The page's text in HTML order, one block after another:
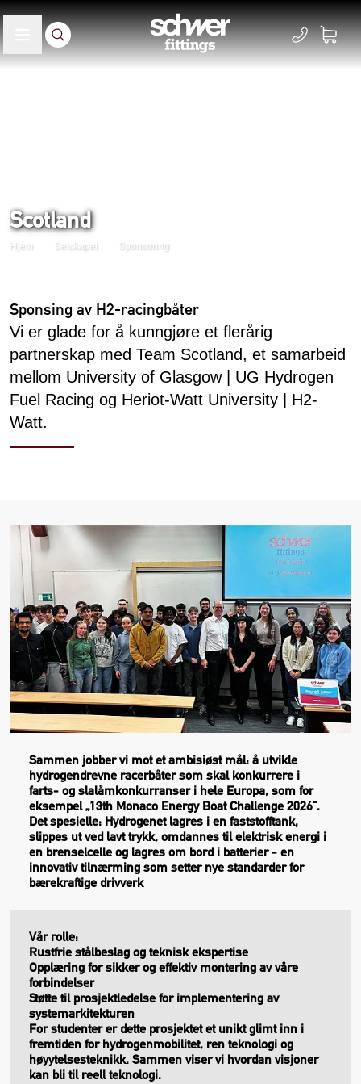
Scotland
Hjem Selskapet Sponsoring
Sponsing av H2-racingbåter
Vi er glade for å kunngjøre et flerårig
partnerskap med Team Scotland, et samarbeid
mellom University of Glasgow | UG Hydrogen
Fuel Racing og Heriot-Watt University | H2-
Watt.
Sammen jobber vi mot et ambisiøst mål: å utvikle
hydrogendrevne racerbåter som skal konkurrere i
farts- og slalåmkonkurranser i hele Europa, som for
eksempel „13th Monaco Energy Boat Challenge 2026“.
Det spesielle: Hydrogenet lagres i en faststofftank,
slippes ut ved lavt trykk, omdannes til elektrisk energi i
en brenselcelle og lagres om bord i batterier - en
innovativ tilnærming som setter nye standarder for
bærekraftige drivverk
Vår rolle:
Rustfrie stålbeslag og teknisk ekspertise
Opplæring for sikker og effektiv montering av våre
forbindelser
Støtte til prosjektledelse for implementering av
systemarkitekturen
For studenter er dette prosjektet et unikt glimt inn i
fremtiden for hydrogenmobilitet, ren teknologi og
høyytelsesteknikk. Sammen viser vi hvordan visjoner
kan bli til reell teknologi.